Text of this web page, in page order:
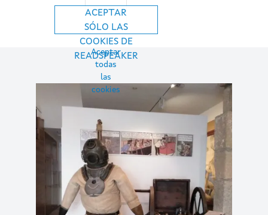
ACEPTAR
SÓLO LAS
COOKIES DE
READSPEAKER
Aceptar
todas
las
cookies